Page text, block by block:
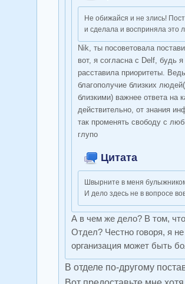
Не обижайся и не злись!
и сделала и восприняла это
Nik, ты посоветовала
вот, я согласна с Delf, будь
расставила приоритеты.
благополучие близких
близкими) важнее ответа на
действительно, от знания
так променять свободу с
глупо
Цитата
Швырните в меня
И дело здесь не в вопросе
А в чем же дело? В том,
Отдел? Честно говоря, я
организация может быть
В отделе по-другому